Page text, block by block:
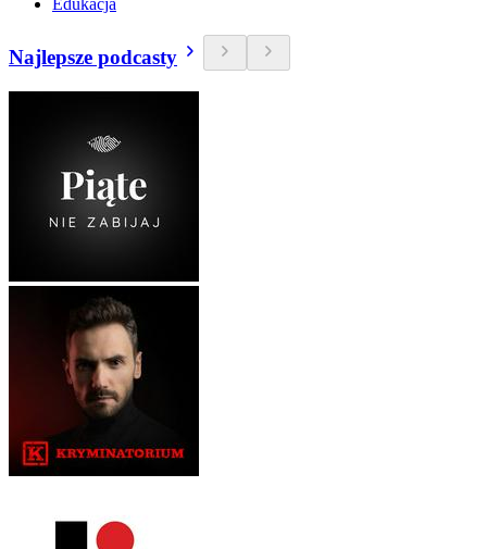
Edukacja
Najlepsze podcasty